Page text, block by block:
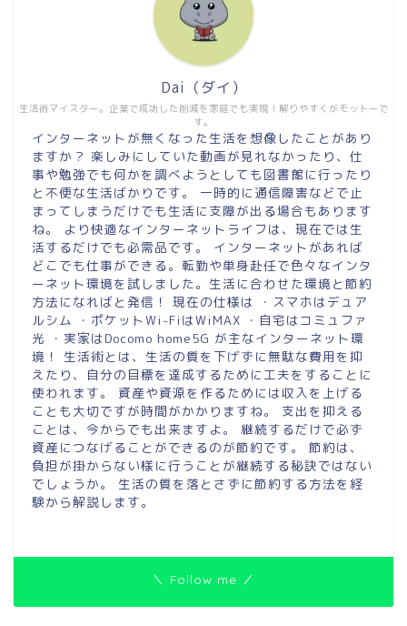
生活術マイスター。企業で成功した削減を家庭でも実現！解りやすくがモットーで
す。
Dai（ダイ）
インターネットが無くなった生活を想像したことがあり
ますか？ 楽しみにしていた動画が見れなかったり、仕
事や勉強でも何かを調べようとしても図書館に行ったり
と不便な生活ばかりです。 一時的に通信障害などで止
まってしまうだけでも生活に支障が出る場合もあります
ね。 より快適なインターネットライフは、現在では生
活するだけでも必需品です。 インターネットがあれば
どこでも仕事ができる。転勤や単身赴任で色々なインタ
ーネット環境を試しました。生活に合わせた環境と節約
方法になればと発信！ 現在の仕様は ・スマホはデュア
ルシム ・ポケットWi-FiはWiMAX ・自宅はコミュファ
光 ・実家はDocomo home5G が主なインターネット環
境！ 生活術とは、生活の質を下げずに無駄な費用を抑
えたり、自分の目標を達成するために工夫をすることに
使われます。 資産や資源を作るためには収入を上げる
ことも大切ですが時間がかかりますね。 支出を抑える
ことは、今からでも出来ますよ。 継続するだけで必ず
資産につなげることができるのが節約です。 節約は、
負担が掛からない様に行うことが継続する秘訣ではない
でしょうか。 生活の質を落とさずに節約する方法を経
験から解説します。
＼ Follow me ／